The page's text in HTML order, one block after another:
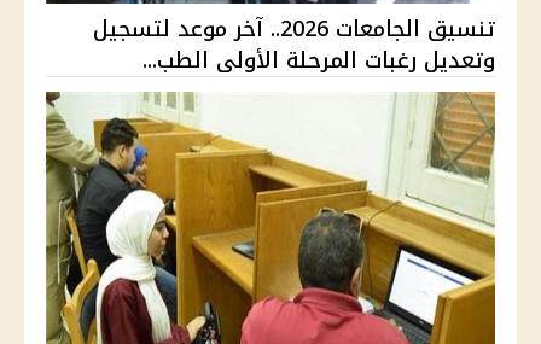
تنسيق الجامعات 2026.. آخر موعد لتسجيل
وتعديل رغبات المرحلة الأولى الطب...